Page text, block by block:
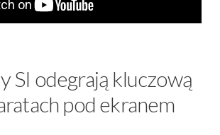
SI odegrają kluczową
pod ekranem